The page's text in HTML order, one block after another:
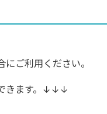
ご利用ください。
きます。↓↓↓